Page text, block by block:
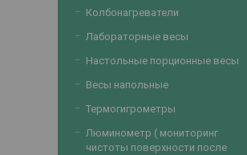
Колбонагреватели
Лабораторные весы
Настольные порционные весы
Весы напольные
Термогигрометры
Люминометр ( мониторинг
чистоты поверхности после